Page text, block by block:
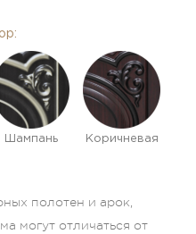
Шампань Коричневая
полотен и арок,
могут отличаться от